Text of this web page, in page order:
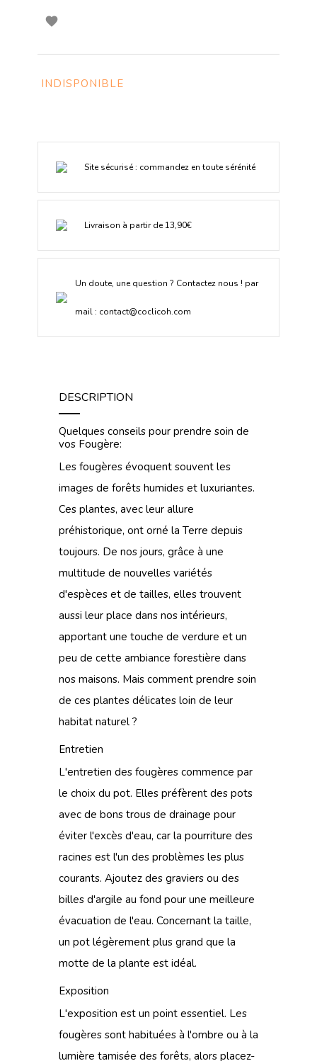

INDISPONIBLE
Site sécurisé : commandez en toute sérénité
Livraison à partir de 13,90€
Un doute, une question ? Contactez nous ! par
mail : contact@coclicoh.com
DESCRIPTION
Quelques conseils pour prendre soin de
vos Fougère:
Les fougères évoquent souvent les
images de forêts humides et luxuriantes.
Ces plantes, avec leur allure
préhistorique, ont orné la Terre depuis
toujours. De nos jours, grâce à une
multitude de nouvelles variétés
d'espèces et de tailles, elles trouvent
aussi leur place dans nos intérieurs,
apportant une touche de verdure et un
peu de cette ambiance forestière dans
nos maisons. Mais comment prendre soin
de ces plantes délicates loin de leur
habitat naturel ?
Entretien
L'entretien des fougères commence par
le choix du pot. Elles préfèrent des pots
avec de bons trous de drainage pour
éviter l'excès d'eau, car la pourriture des
racines est l'un des problèmes les plus
courants. Ajoutez des graviers ou des
billes d'argile au fond pour une meilleure
évacuation de l'eau. Concernant la taille,
un pot légèrement plus grand que la
motte de la plante est idéal.
Exposition
L'exposition est un point essentiel. Les
fougères sont habituées à l'ombre ou à la
lumière tamisée des forêts, alors placez-